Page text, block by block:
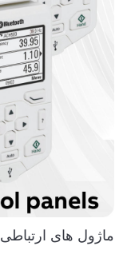
ماژول های ارتباطی Fieldbus Adapter